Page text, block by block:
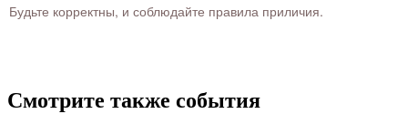
Будьте корректны, и соблюдайте правила приличия.
Смотрите также события